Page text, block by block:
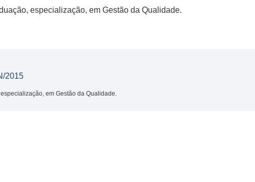
especialização, em Gestão da Qualidade.
2015
em Gestão da Qualidade.